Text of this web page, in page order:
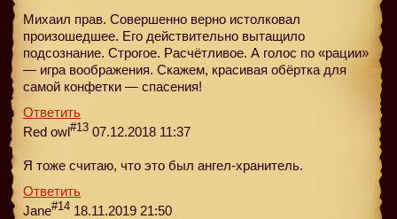
Михаил прав. Совершенно верно истолковал
произошедшее. Его действительно вытащило
подсознание. Строгое. Расчётливое. А голос по «рации»
— игра воображения. Скажем, красивая обёртка для
самой конфетки — спасения!
Ответить
Red owl#13 07.12.2018 11:37
Я тоже считаю, что это был ангел-хранитель.
Ответить
Jane#14 18.11.2019 21:50